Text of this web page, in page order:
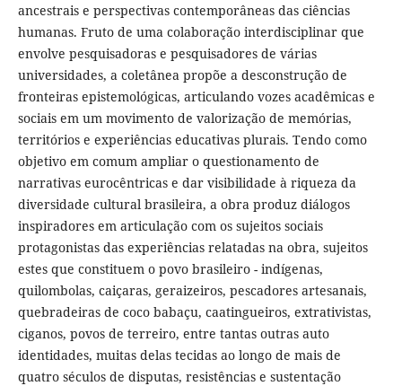
ancestrais e perspectivas contemporâneas das ciências
humanas. Fruto de uma colaboração interdisciplinar que
envolve pesquisadoras e pesquisadores de várias
universidades, a coletânea propõe a desconstrução de
fronteiras epistemológicas, articulando vozes acadêmicas e
sociais em um movimento de valorização de memórias,
territórios e experiências educativas plurais. Tendo como
objetivo em comum ampliar o questionamento de
narrativas eurocêntricas e dar visibilidade à riqueza da
diversidade cultural brasileira, a obra produz diálogos
inspiradores em articulação com os sujeitos sociais
protagonistas das experiências relatadas na obra, sujeitos
estes que constituem o povo brasileiro - indígenas,
quilombolas, caiçaras, geraizeiros, pescadores artesanais,
quebradeiras de coco babaçu, caatingueiros, extrativistas,
ciganos, povos de terreiro, entre tantas outras auto
identidades, muitas delas tecidas ao longo de mais de
quatro séculos de disputas, resistências e sustentação